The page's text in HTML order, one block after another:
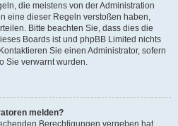
die meistens von der Administration
eine dieser Regeln verstoßen haben,
Bitte beachten Sie, dass dies die
Boards ist und phpBB Limited nichts
Sie einen Administrator, sofern
Sie verwarnt wurden.
melden?
Berechtigungen vergeben hat,